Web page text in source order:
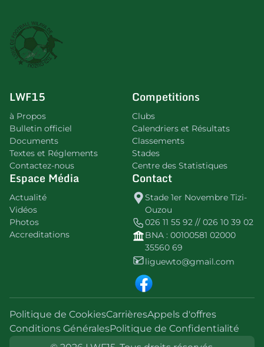
LWF15
à Propos
Bulletin officiel
Documents
Textes et Réglements
Contactez-nous
Competitions
Clubs
Calendriers et Résultats
Classements
Stades
Centre des Statistiques
Espace Média
Actualité
Vidéos
Photos
Accreditations
Contact
Stade 1er Novembre Tizi-
Ouzou
026 11 55 92 // 026 10 39 02
BNA : 00100581 02000
35560 69
liguewto@gmail.com
Politique de CookiesCarrièresAppels d'offres
Conditions GénéralesPolitique de Confidentialité